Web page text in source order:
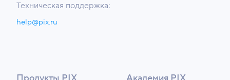
Техническая поддержка:
help@pix.ru